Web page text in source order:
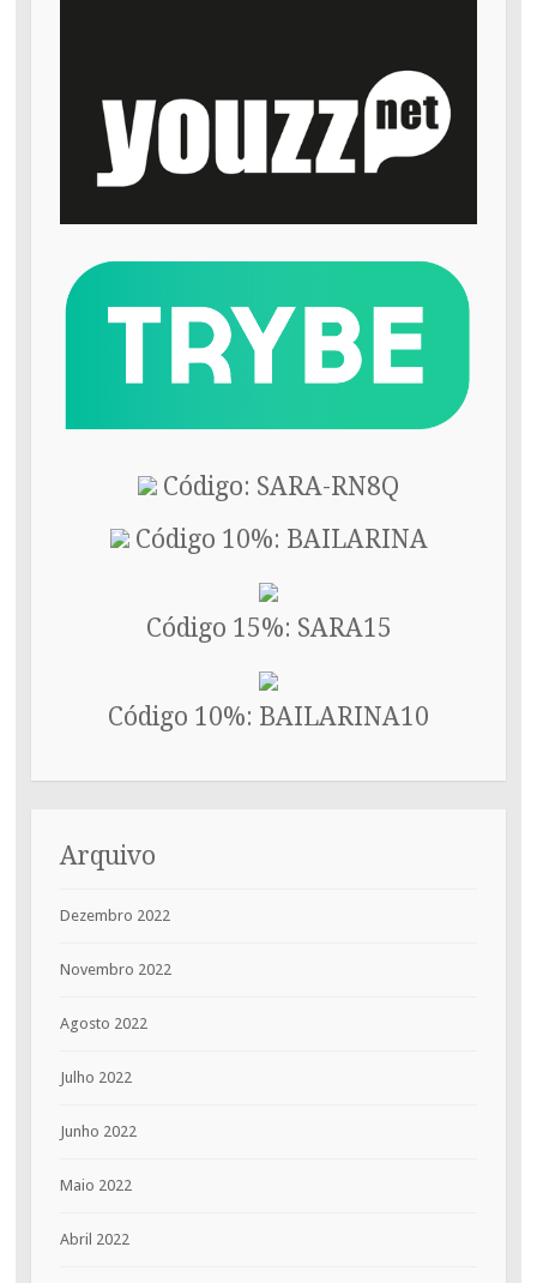
Código: SARA-RN8Q
Código 10%: BAILARINA
Código 15%: SARA15
Código 10%: BAILARINA10
Arquivo
Dezembro 2022
Novembro 2022
Agosto 2022
Julho 2022
Junho 2022
Maio 2022
Abril 2022